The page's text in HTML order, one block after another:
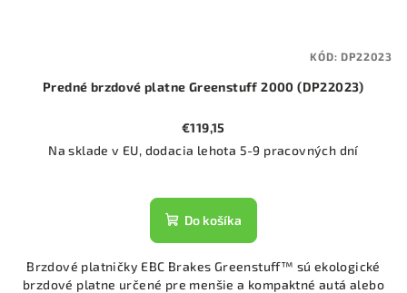
Predné brzdové platne Greenstuff 2000 (DP22023)
€119,15
Na sklade v EU, dodacia lehota 5-9 pracovných dní
Do košíka
Brzdové platničky EBC Brakes Greenstuff™ sú ekologické
brzdové platne určené pre menšie a kompaktné autá alebo
KÓD:DP22023